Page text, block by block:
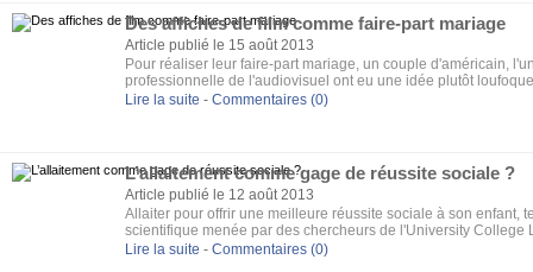
Des affiches de film comme faire-part mariage
Article publié le 15 août 2013
Pour réaliser leur faire-part mariage, un couple d'américain,
professionnelle de l'audiovisuel ont eu une idée plutôt
Lire la suite - Commentaires (0)
L’allaitement comme gage de réussite sociale ?
Article publié le 12 août 2013
Allaiter pour offrir une meilleure réussite sociale à son enfant,
scientifique menée par des chercheurs de l'University College
Lire la suite - Commentaires (0)